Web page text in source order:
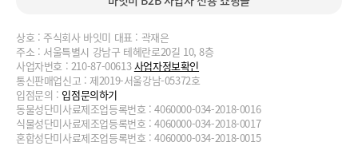
상호 : 주식회사 바잇미 대표 : 곽재은
주소 : 서울특별시 강남구 테헤란로20길 10, 8층
사업자번호 : 210-87-00613사업자정보확인
통신판매업신고 : 제2019-서울강남-05372호
입점문의 : 입점문의하기
동물성단미사료제조업등록번호 : 4060000-034-2018-0016
식물성단미사료제조업등록번호 : 4060000-034-2018-0017
혼합성단미사료제조업등록번호 : 4060000-034-2018-0015